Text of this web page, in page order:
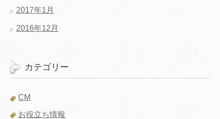
2017年1月
2016年12月
カテゴリー
CM
お役立ち情報